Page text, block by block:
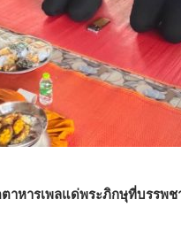
าหารเพลแด่พระภิกษุที่บรร